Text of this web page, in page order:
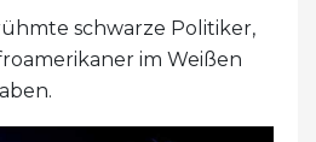
schwarze Politiker,
im Weißen